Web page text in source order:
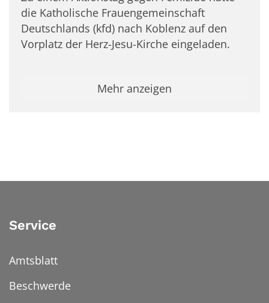
die Katholische Frauengemeinschaft
Deutschlands (kfd) nach Koblenz auf den
Vorplatz der Herz-Jesu-Kirche eingeladen.
Mehr anzeigen
Service
Amtsblatt
Beschwerde